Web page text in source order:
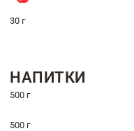
30 г
НАПИТКИ
500 г
500 г